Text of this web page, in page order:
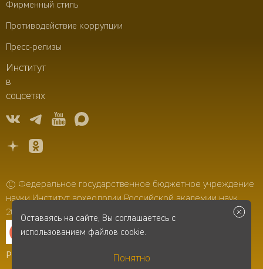
Фирменный стиль
Противодействие коррупции
Пресс-релизы
Институт
в
соцсетях
© Федеральное государственное бюджетное учреждение
науки Институт археологии Российской академии наук,
2006–2026
Разработка сайта Infospice
Оставаясь на сайте, Вы соглашаетесь с
использованием файлов cookie.
Понятно